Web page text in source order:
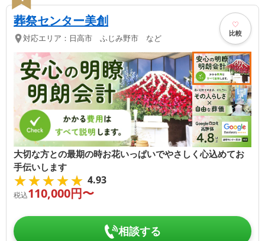
葬祭センター美創
対応エリア： 日高市 ふじみ野市 など 比較
大切な方との最期の時お花いっぱいでやさしく心込めてお
手伝いします
★★★★★
★★★★★ 4.93
税込110,000円〜
相談する